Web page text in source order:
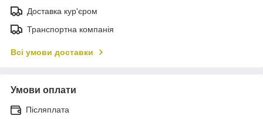
Доставка кур'єром
Транспортна компанія
Всі умови доставки
Умови оплати
Післяплата